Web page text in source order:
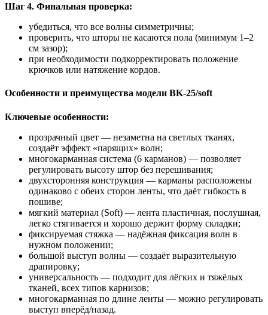
Шаг 4. Финальная проверка:
убедиться, что все волны симметричны;
проверить, что шторы не касаются пола (минимум 1–2
см зазор);
при необходимости подкорректировать положение
крючков или натяжение кордов.
Особенности и преимущества модели BK‑25/soft
Ключевые особенности:
прозрачный цвет — незаметна на светлых тканях,
создаёт эффект «парящих» волн;
многокарманная система (6 карманов) — позволяет
регулировать высоту штор без перешивания;
двухсторонняя конструкция — карманы расположены
одинаково с обеих сторон ленты, что даёт гибкость в
пошиве;
мягкий материал (Soft) — лента пластичная, послушная,
легко стягивается и хорошо держит форму складки;
фиксируемая стяжка — надёжная фиксация волн в
нужном положении;
большой выступ волны — создаёт выразительную
драпировку;
универсальность — подходит для лёгких и тяжёлых
тканей, всех типов карнизов;
многокарманная по длине ленты — можно регулировать
выступ вперёд/назад.